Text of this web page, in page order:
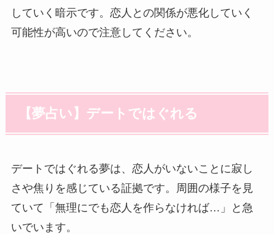
していく暗示です。恋人との関係が悪化していく
可能性が高いので注意してください。
【夢占い】デートではぐれる
デートではぐれる夢は、恋人がいないことに寂し
さや焦りを感じている証拠です。周囲の様子を見
ていて「無理にでも恋人を作らなければ…」と急
いでいます。